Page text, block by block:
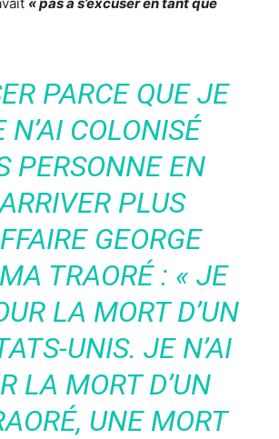
PARCE QUE JE
N’AI COLONISÉ
PERSONNE EN
PLUS
GEORGE
TRAORÉ : « JE
LA MORT D’UN
UNIS. JE N’AI
LA MORT D’UN
, UNE MORT